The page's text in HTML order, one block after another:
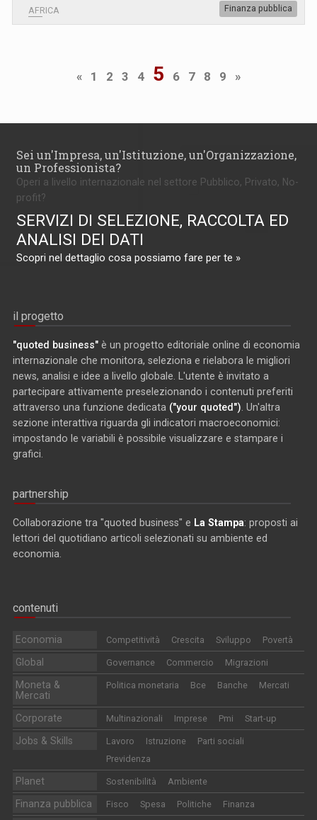
AFRICA Finanza pubblica
« 1 2 3 4 5 6 7 8 9 »
Sei un'Impresa, un'Istituzione, un'Organizzazione,
un Professionista?
Operi a livello internazionale nel settore Pubblico, Privato, No-
profit?
SERVIZI DI SELEZIONE, RACCOLTA ED
ANALISI DEI DATI
Scopri nel dettaglio cosa possiamo fare per te »
il progetto
"quoted business" è un progetto editoriale online di economia
internazionale che monitora, seleziona e rielabora le migliori
news, analisi e idee a livello globale. L'utente è invitato a
partecipare attivamente preselezionando i contenuti preferiti
attraverso una funzione dedicata ("your quoted") . Un'altra
sezione interattiva riguarda gli indicatori macroeconomici:
impostando le variabili è possibile visualizzare e stampare i
grafici.
partnership
Collaborazione tra "quoted business" e La Stampa: proposti ai
lettori del quotidiano articoli selezionati su ambiente ed
economia.
contenuti
Economia Competitività Crescita Sviluppo Povertà
Global Governance Commercio Migrazioni
Moneta &
Mercati
Politica monetaria Bce Banche Mercati
Corporate Multinazionali Imprese Pmi Start-up
Jobs & Skills Lavoro Istruzione
Parti sociali
Previdenza
Planet Sostenibilità Ambiente
Finanza pubblica Fisco Spesa Politiche Finanza